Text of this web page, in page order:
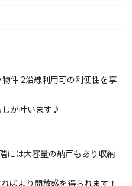
物件 2沿線利用可の利便性を享
しが叶います♪
には大容量の納戸もあり収納
ばより開放感を得られます！